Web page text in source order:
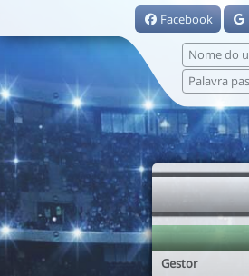
Facebook
Gestor